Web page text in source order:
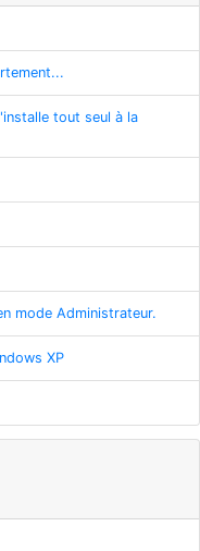
tout seul à la
mode Administrateur.
XP